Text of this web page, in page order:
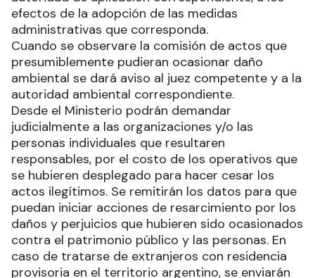
efectos de la adopción de las medidas
administrativas que corresponda.
Cuando se observare la comisión de actos que
presumiblemente pudieran ocasionar daño
ambiental se dará aviso al juez competente y a la
autoridad ambiental correspondiente.
Desde el Ministerio podrán demandar
judicialmente a las organizaciones y/o las
personas individuales que resultaren
responsables, por el costo de los operativos que
se hubieren desplegado para hacer cesar los
actos ilegítimos. Se remitirán los datos para que
puedan iniciar acciones de resarcimiento por los
daños y perjuicios que hubieren sido ocasionados
contra el patrimonio público y las personas. En
caso de tratarse de extranjeros con residencia
provisoria en el territorio argentino, se enviarán